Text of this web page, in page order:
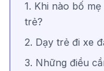
1. Khi nào bố
trẻ?
2. Dạy trẻ đi xe
3. Những điều